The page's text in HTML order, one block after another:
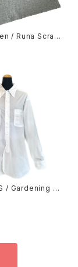
/ Runa Scram
/ Gardening At